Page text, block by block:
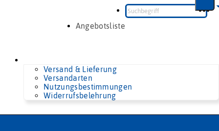
Angebotsliste
Versand & Lieferung
Versandarten
Nutzungsbestimmungen
Widerrufsbelehrung